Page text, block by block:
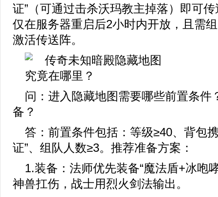
证”（可通过击杀沃玛教主掉落）即可
仅在服务器重启后2小时内开放，且需
激活传送阵。
问：进入隐藏地图需要哪些前置条件
备？
答：前置条件包括：等级≥40、背包
证”、组队人数≥3。推荐准备方案：
1.装备：法师优先装备“魔法盾+冰咆
神兽扛伤，战士用烈火剑法输出。